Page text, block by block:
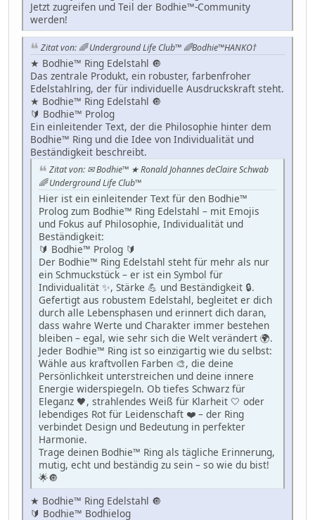
Jetzt zugreifen und Teil der Bodhie™-Community
werden!
Zitat von: 🌈 Underground Life Club™ 🌈Bodhie™HANKO†
★ Bodhie™ Ring Edelstahl 🔘
Das zentrale Produkt, ein robuster, farbenfroher
Edelstahlring, der für individuelle Ausdruckskraft steht.
★ Bodhie™ Ring Edelstahl 🔘
🔰 Bodhie™ Prolog
Ein einleitender Text, der die Philosophie hinter dem
Bodhie™ Ring und die Idee von Individualität und
Beständigkeit beschreibt.
Zitat von: ✉ Bodhie™ ★ Ronald Johannes deClaire Schwab
🌈 Underground Life Club™
Hier ist ein einleitender Text für den Bodhie™
Prolog zum Bodhie™ Ring Edelstahl – mit Emojis
und Fokus auf Philosophie, Individualität und
Beständigkeit:
🔰 Bodhie™ Prolog 🔰
Der Bodhie™ Ring Edelstahl steht für mehr als nur
ein Schmuckstück – er ist ein Symbol für
Individualität ✨, Stärke 💪 und Beständigkeit 🔒.
Gefertigt aus robustem Edelstahl, begleitet er dich
durch alle Lebensphasen und erinnert dich daran,
dass wahre Werte und Charakter immer bestehen
bleiben – egal, wie sehr sich die Welt verändert 🌍.
Jeder Bodhie™ Ring ist so einzigartig wie du selbst:
Wähle aus kraftvollen Farben 🎨, die deine
Persönlichkeit unterstreichen und deine innere
Energie widerspiegeln. Ob tiefes Schwarz für
Eleganz 🖤, strahlendes Weiß für Klarheit 🤍 oder
lebendiges Rot für Leidenschaft ❤️ – der Ring
verbindet Design und Bedeutung in perfekter
Harmonie.
Trage deinen Bodhie™ Ring als tägliche Erinnerung,
mutig, echt und beständig zu sein – so wie du bist!
🌟🔘
★ Bodhie™ Ring Edelstahl 🔘
🔰 Bodhie™ Bodhielog